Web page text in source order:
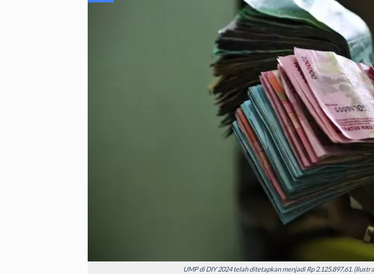
UMP di DIY 2024 telah ditetapkan menjadi Rp 2.125.897,61.